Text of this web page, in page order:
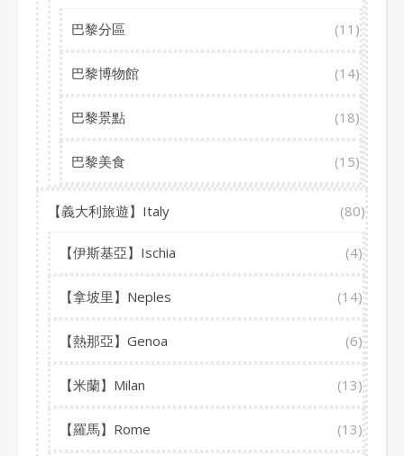
巴黎分區 (11)
巴黎博物館 (14)
巴黎景點 (18)
巴黎美食 (15)
【義大利旅遊】Italy (80)
【伊斯基亞】Ischia (4)
【拿坡里】Neples (14)
【熱那亞】Genoa (6)
【米蘭】Milan (13)
【羅馬】Rome (13)